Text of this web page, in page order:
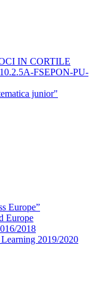
IN CORTILE
FSEPON-PU-
junior"
Europe”
Europe
2018
2019/2020